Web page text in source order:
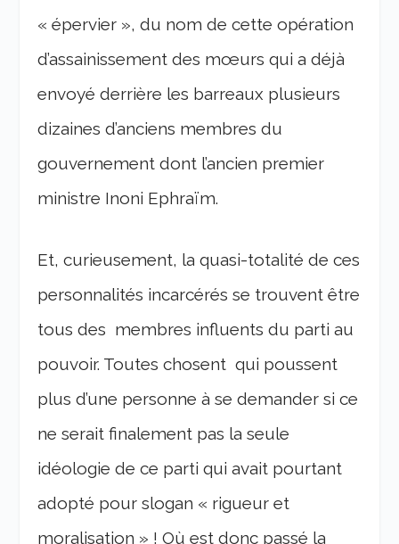
« épervier », du nom de cette opération
d’assainissement des mœurs qui a déjà
envoyé derrière les barreaux plusieurs
dizaines d’anciens membres du
gouvernement dont l’ancien premier
ministre Inoni Ephraïm.
Et, curieusement, la quasi-totalité de ces
personnalités incarcérés se trouvent être
tous des membres influents du parti au
pouvoir. Toutes chosent qui poussent
plus d’une personne à se demander si ce
ne serait finalement pas la seule
idéologie de ce parti qui avait pourtant
adopté pour slogan « rigueur et
moralisation » ! Où est donc passé la